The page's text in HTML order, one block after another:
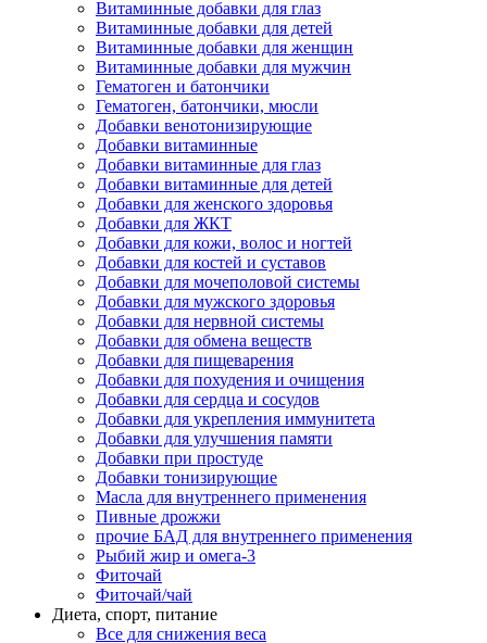
Витаминные добавки для глаз
Витаминные добавки для детей
Витаминные добавки для женщин
Витаминные добавки для мужчин
Гематоген и батончики
Гематоген, батончики, мюсли
Добавки венотонизирующие
Добавки витаминные
Добавки витаминные для глаз
Добавки витаминные для детей
Добавки для женского здоровья
Добавки для ЖКТ
Добавки для кожи, волос и ногтей
Добавки для костей и суставов
Добавки для мочеполовой системы
Добавки для мужского здоровья
Добавки для нервной системы
Добавки для обмена веществ
Добавки для пищеварения
Добавки для похудения и очищения
Добавки для сердца и сосудов
Добавки для укрепления иммунитета
Добавки для улучшения памяти
Добавки при простуде
Добавки тонизирующие
Масла для внутреннего применения
Пивные дрожжи
прочие БАД для внутреннего применения
Рыбий жир и омега-3
Фиточай
Фиточай/чай
Диета, спорт, питание
Все для снижения веса